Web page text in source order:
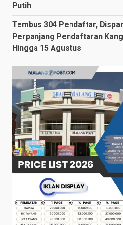
Putih
Tembus 304 Pendaftar,
Perpanjang Pendaftaran
Hingga 15 Agustus